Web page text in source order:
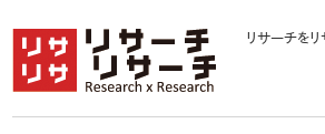
リサーチを